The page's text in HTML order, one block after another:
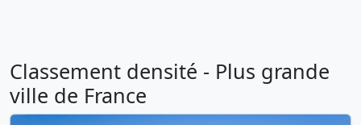
Classement densité - Plus grande
ville de France